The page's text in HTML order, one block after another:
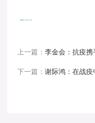
更新于 04月17日
上一篇： 李金会：抗疫携
下一篇： 谢际鸿：在战